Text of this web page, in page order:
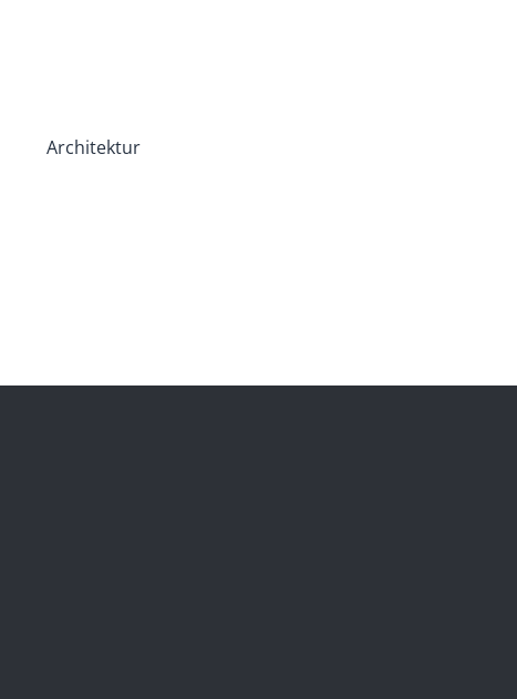
Architektur